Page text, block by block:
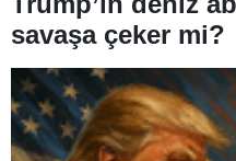
savaşa çeker mi?